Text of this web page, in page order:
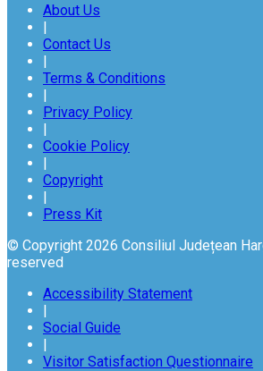
About Us
|
Contact Us
|
Terms & Conditions
|
Privacy Policy
|
Cookie Policy
|
Copyright
|
Press Kit
© Copyright 2026 Consiliul Județean
reserved
Accessibility Statement
|
Social Guide
|
Visitor Satisfaction Questionnaire